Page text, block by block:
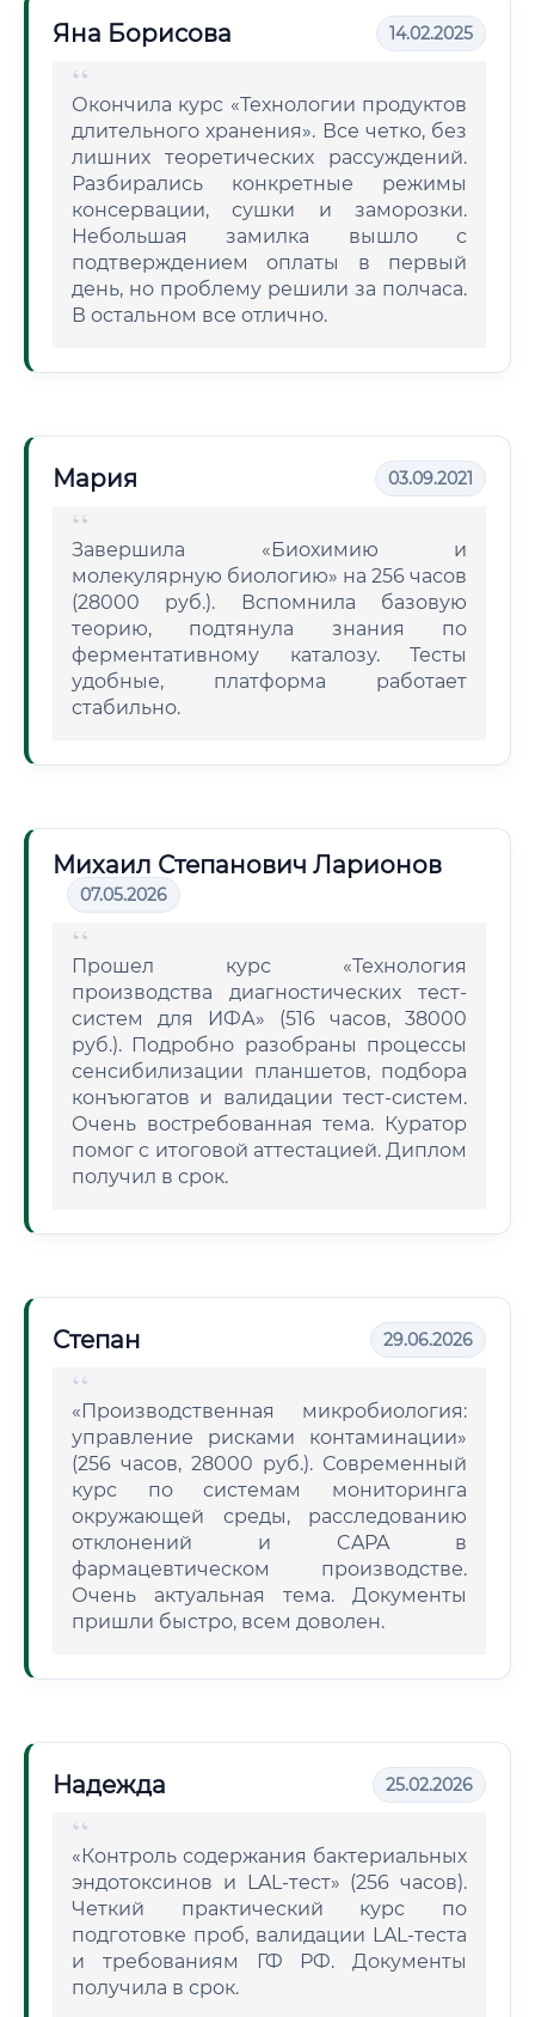
Яна Борисова 14.02.2025
Окончила курс «Технологии продуктов
длительного хранения». Все четко, без
лишних теоретических рассуждений.
Разбирались конкретные режимы
консервации, сушки и заморозки.
Небольшая замилка вышло с
подтверждением оплаты в первый
день, но проблему решили за полчаса.
В остальном все отлично.
Мария 03.09.2021
Завершила «Биохимию и
молекулярную биологию» на 256 часов
(28000 руб.). Вспомнила базовую
теорию, подтянула знания по
ферментативному каталозу. Тесты
удобные, платформа работает
стабильно.
Михаил Степанович Ларионов
07.05.2026
Прошел курс «Технология
производства диагностических тест-
систем для ИФА» (516 часов, 38000
руб.). Подробно разобраны процессы
сенсибилизации планшетов, подбора
конъюгатов и валидации тест-систем.
Очень востребованная тема. Куратор
помог с итоговой аттестацией. Диплом
получил в срок.
Степан 29.06.2026
«Производственная микробиология:
управление рисками контаминации»
(256 часов, 28000 руб.). Современный
курс по системам мониторинга
окружающей среды, расследованию
отклонений и CAPA в
фармацевтическом производстве.
Очень актуальная тема. Документы
пришли быстро, всем доволен.
Надежда 25.02.2026
«Контроль содержания бактериальных
эндотоксинов и LAL-тест» (256 часов).
Четкий практический курс по
подготовке проб, валидации LAL-теста
и требованиям ГФ РФ. Документы
получила в срок.